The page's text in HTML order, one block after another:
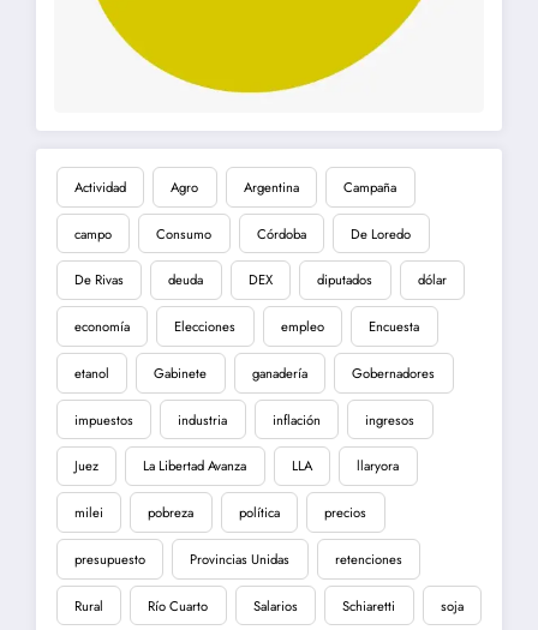
Actividad Agro Argentina Campaña
campo Consumo Córdoba De Loredo
De Rivas deuda DEX diputados dólar
economía Elecciones empleo Encuesta
etanol Gabinete ganadería Gobernadores
impuestos industria inflación ingresos
Juez La Libertad Avanza LLA llaryora
milei pobreza política precios
presupuesto Provincias Unidas retenciones
Rural Río Cuarto Salarios Schiaretti soja